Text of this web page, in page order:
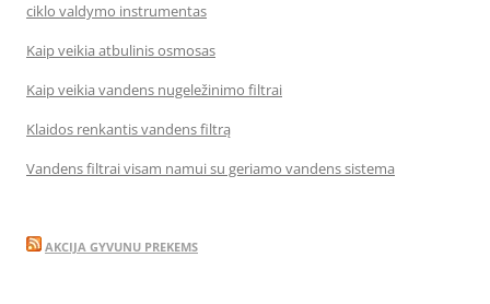
ciklo valdymo instrumentas
Kaip veikia atbulinis osmosas
Kaip veikia vandens nugeležinimo filtrai
Klaidos renkantis vandens filtrą
Vandens filtrai visam namui su geriamo vandens sistema
AKCIJA GYVUNU PREKEMS